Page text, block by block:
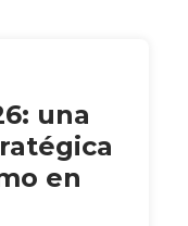
una
en